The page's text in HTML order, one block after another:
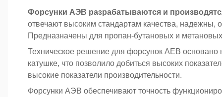
Форсунки АЭВ разрабатываются и
отвечают высоким стандартам качества, надежны,
Предназначены для пропан-бутановых и
Техническое решение для форсунок AEB
катушке, что позволило добиться высоких
высокие показатели производительности.
Форсунки АЭВ обеспечивают точность